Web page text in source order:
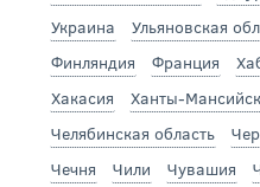
Украина
Ульяновская
Финляндия
Франция
Хакасия
Ханты-
Челябинская область
Чечня
Чили Чувашия